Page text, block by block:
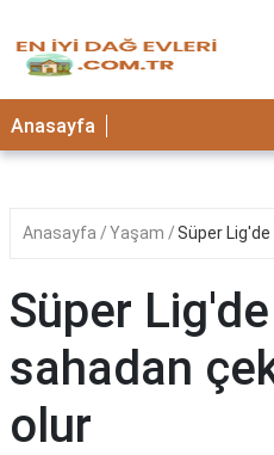
Anasayfa
Anasayfa Yaşam Süper Lig'de
Süper
sahadan
olur